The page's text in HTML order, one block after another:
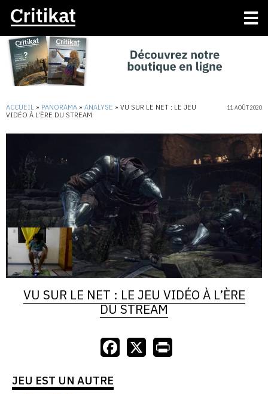
ACCUEIL » PANORAMA » ANALYSE » VU SUR LE NET : LE JEU
VIDÉO À L’ÈRE DU STREAM
11 AOÛT 2020
VU SUR LE NET : LE JEU VIDÉO À L’ÈRE
DU STREAM
JEU EST UN AUTRE